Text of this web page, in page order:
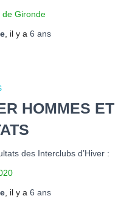
de Gironde
, il y a 6 ans
HOMMES ET
des Interclubs d’Hiver :
, il y a 6 ans